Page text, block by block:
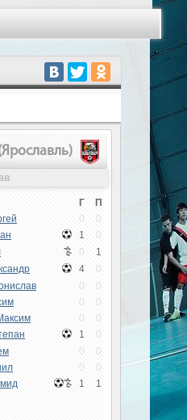
Г П
0 0
1 0
0 1
4 0
0 0
0 0
0 0
1 0
0 0
0 0
1 1